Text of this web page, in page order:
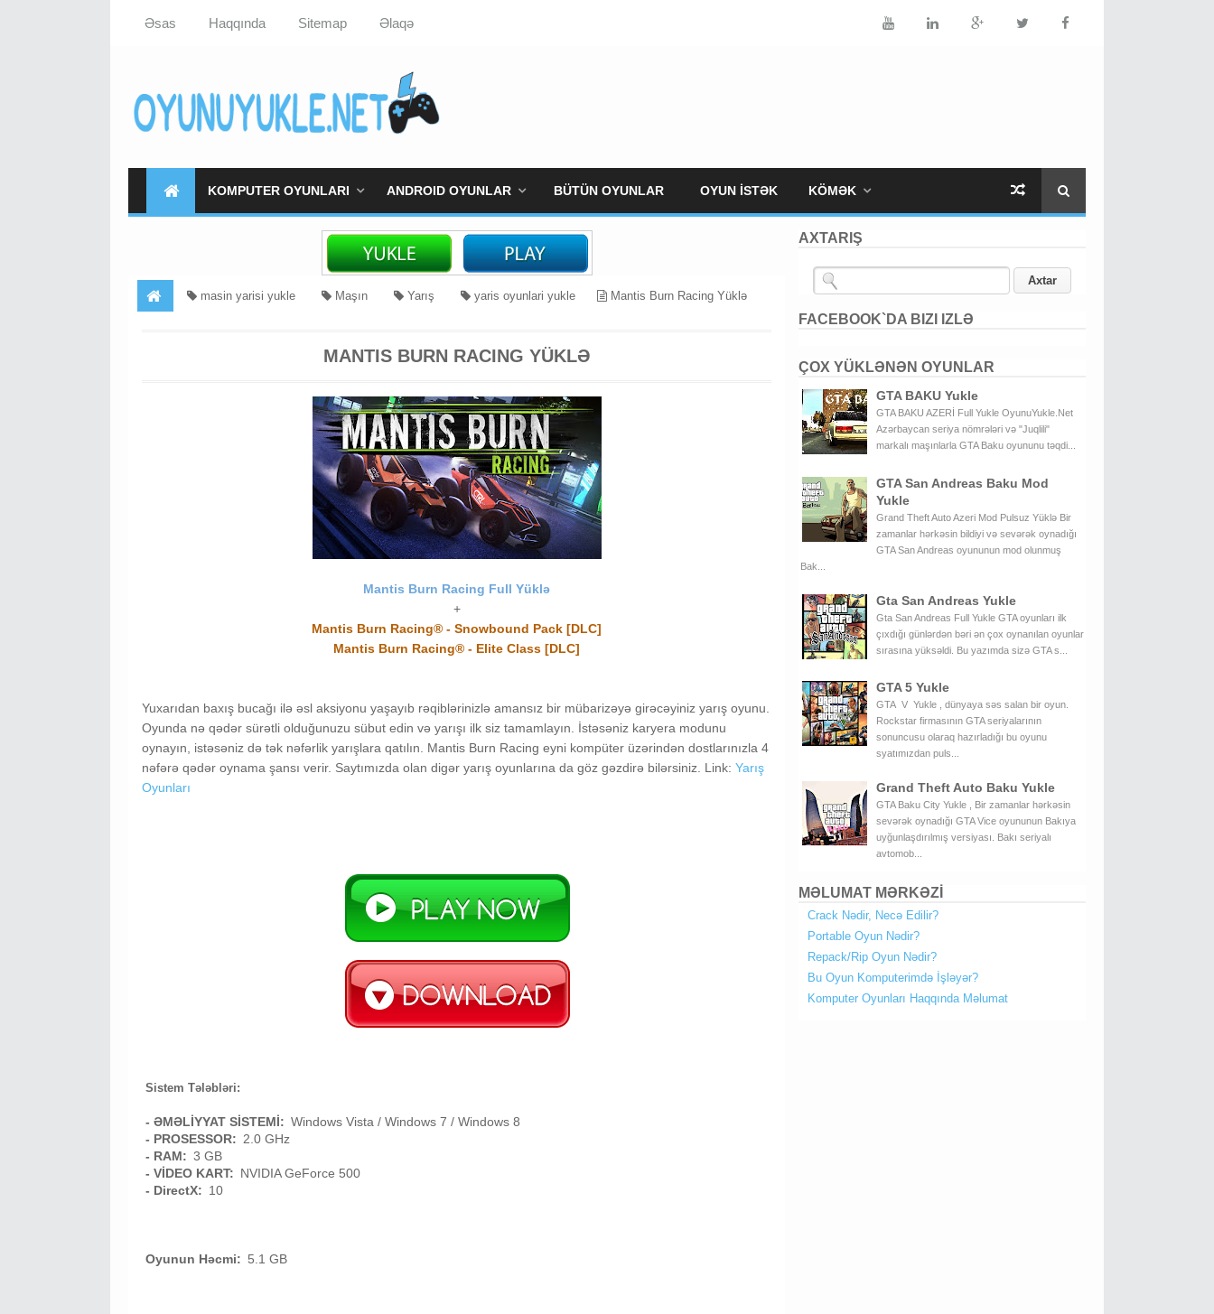
Əsas Haqqında Sitemap Əlaqə
KOMPUTER OYUNLARI ANDROID OYUNLAR BÜTÜN OYUNLAR OYUN İSTƏK KÖMƏK
masin yarisi yukle Maşın Yarış yaris oyunlari yukle Mantis Burn Racing Yüklə
MANTIS BURN RACING YÜKLƏ
Mantis Burn Racing Full Yüklə
+
Mantis Burn Racing® - Snowbound Pack [DLC]
Mantis Burn Racing® - Elite Class [DLC]
Yuxarıdan baxış bucağı ilə əsl aksiyonu yaşayıb rəqiblərinizlə amansız bir mübarizəyə girəcəyiniz yarış oyunu.
Oyunda nə qədər sürətli olduğunuzu sübut edin və yarışı ilk siz tamamlayın. İstəsəniz karyera modunu
oynayın, istəsəniz də tək nəfərlik yarışlara qatılın. Mantis Burn Racing eyni kompüter üzərindən dostlarınızla 4
nəfərə qədər oynama şansı verir. Saytımızda olan digər yarış oyunlarına da göz gəzdirə bilərsiniz. Link: Yarış
Oyunları
Sistem Tələbləri:
- ƏMƏLİYYAT SİSTEMİ: Windows Vista / Windows 7 / Windows 8
- PROSESSOR: 2.0 GHz
- RAM: 3 GB
- VİDEO KART: NVIDIA GeForce 500
- DirectX: 10
Oyunun Həcmi: 5.1 GB
AXTARIŞ
FACEBOOK`DA BIZI IZLƏ
ÇOX YÜKLƏNƏN OYUNLAR
GTA BAKU Yukle
GTA BAKU AZERİ Full Yukle OyunuYukle.Net
Azərbaycan seriya nömrələri və "Juqlili"
markalı maşınlarla GTA Baku oyununu təqdi...
GTA San Andreas Baku Mod
Yukle
Grand Theft Auto Azeri Mod Pulsuz Yüklə Bir
zamanlar hərkəsin bildiyi və sevərək oynadığı
GTA San Andreas oyununun mod olunmuş
Bak...
Gta San Andreas Yukle
Gta San Andreas Full Yukle GTA oyunları ilk
çıxdığı günlərdən bəri ən çox oynanılan oyunlar
sırasına yüksəldi. Bu yazımda sizə GTA s...
GTA 5 Yukle
GTA V Yukle , dünyaya səs salan bir oyun.
Rockstar firmasının GTA seriyalarının
sonuncusu olaraq hazırladığı bu oyunu
syatımızdan puls...
Grand Theft Auto Baku Yukle
GTA Baku City Yukle , Bir zamanlar hərkəsin
sevərək oynadığı GTA Vice oyununun Bakıya
uyğunlaşdırılmış versiyası. Bakı seriyalı
avtomob...
MƏLUMAT MƏRKƏZİ
Crack Nədir, Necə Edilir?
Portable Oyun Nədir?
Repack/Rip Oyun Nədir?
Bu Oyun Komputerimdə İşləyər?
Komputer Oyunları Haqqında Məlumat